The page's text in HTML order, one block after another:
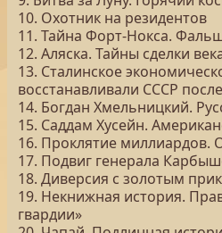
10. Охотник на резидентов
11. Тайна Форт-Нокса.
12. Аляска. Тайны сделки
13. Сталинское
восстанавливали СССР
14. Богдан Хмельницкий.
15. Саддам Хусейн.
16. Проклятие миллиардов.
17. Подвиг генерала
18. Диверсия с золотым
19. Некнижная история.
гвардии»